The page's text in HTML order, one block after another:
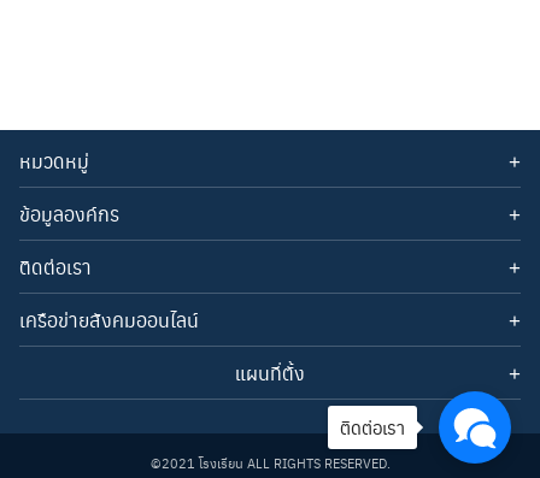
หมวดหมู่
ข่าวประกาศ
ข่าวประชาสัมพันธ์
ข้อมูลองค์กร
ประวัติโรงเรียน
วิสัยทัศน์
พันธกิจ
เป้าประสงค์
ติดต่อเรา
อีเมล: webmaster@nasamai.ac.th
โทรศัพท์: 0-4525-1216
เครือข่ายสังคมออนไลน์
เพจเฟสบุ๊ค(Facebook Page)
แผนที่ตั้ง
©2021 โรงเรียน ALL RIGHTS RESERVED.
ติดต่อเรา